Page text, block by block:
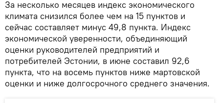
За несколько месяцев индекс экономического
климата снизился более чем на 15 пунктов и
сейчас составляет минус 49,8 пункта. Индекс
экономической уверенности, объединяющий
оценки руководителей предприятий и
потребителей Эстонии, в июне составил 92,6
пункта, что на восемь пунктов ниже мартовской
оценки и ниже долгосрочного среднего значения.